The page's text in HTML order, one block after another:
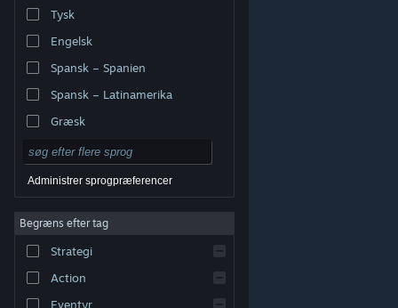
varemærker tilhører deres respektive indehavere i USA
Tilgængelighed
Refunderinger|
Tysk
Engelsk
Spansk – Spanien
Spansk – Latinamerika
Græsk
Administrer sprogpræferencer
Begræns efter tag
Strategi
Action
Eventyr